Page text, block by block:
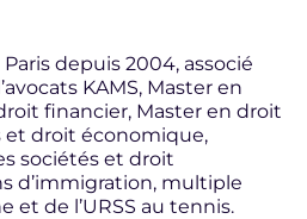
depuis 2004, associé
KAMS, Master en
financier, Master en droit
et droit économique,
sociétés et droit
d’immigration, multiple
et de l’URSS au tennis.